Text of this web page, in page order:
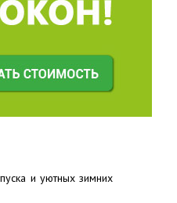
и уютных зимних